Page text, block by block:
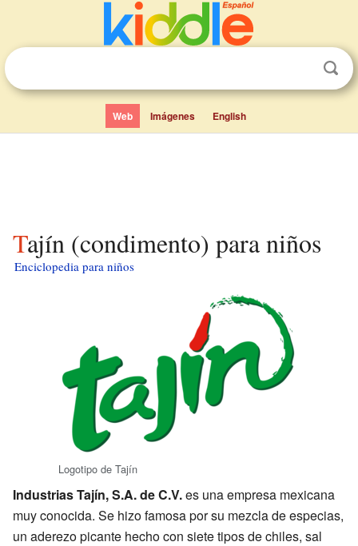
Web Imágenes English
Tajín (condimento) para niños
Enciclopedia para niños
Logotipo de Tajín
Industrias Tajín, S.A. de C.V.es una empresa mexicana
muy conocida. Se hizo famosa por su mezcla de especias,
un aderezo picante hecho con siete tipos de chiles, sal